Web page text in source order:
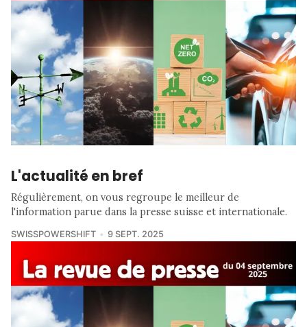
L'actualité en bref
Régulièrement, on vous regroupe le meilleur de
l'information parue dans la presse suisse et internationale.
SWISSPOWERSHIFT 9 SEPT. 2025